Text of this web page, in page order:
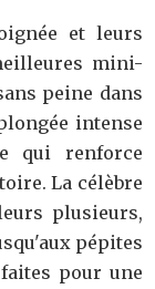
et leurs
mini-
peine dans
intense
qui renforce
La célèbre
plusieurs,
pépites
pour une